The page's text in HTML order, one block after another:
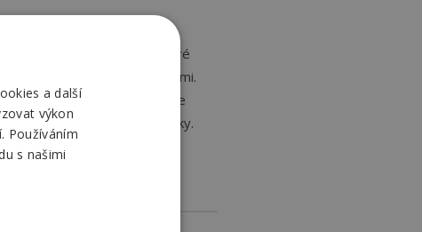
často s běžnými věcmi, které
barvami nebo přírodninami.
aktivity podle věku dítěte
složitější velikonoční výrobky.
a další
výkon
Používáním
s našimi